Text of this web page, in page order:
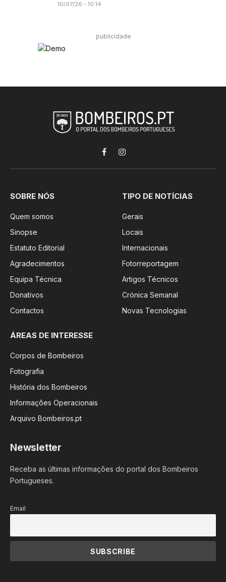
10/07/26 - 10:14
publicidade
FacebookInstagram
SOBRE NÓS
Quem somos
Sinopse
Estatuto Editorial
Agradecimentos
Equipa Técnica
Donativos
Contactos
TIPO DE NOTÍCIAS
Gerais
Locais
Internacionais
Fotorreportagem
Artigos Técnicos
Crónica Semanal
Novas Tecnologias
ÁREAS DE INTERESSE
Corpos de Bombeiros
Fotografia
História dos Bombeiros
Informações Operacionais
Arquivo Bombeiros.pt
Newsletter
Receba as últimas informações do portal dos Bombeiros
Portugueses.
Email